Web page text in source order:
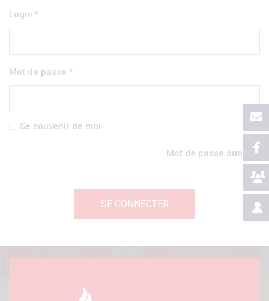
Login
Mot de passe
Se souvenir de moi
Mot de passe oublié ?